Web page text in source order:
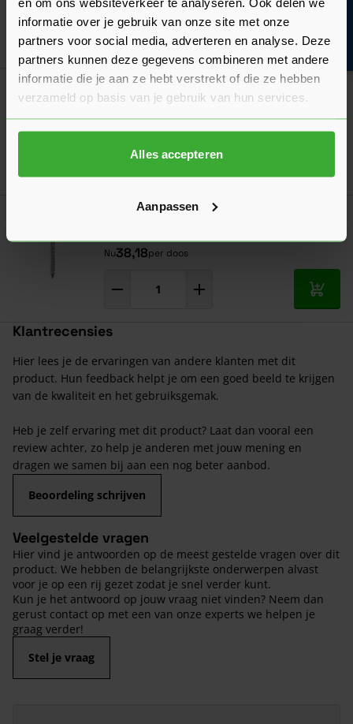
informatie over je gebruik van onze site met onze
partners voor social media, adverteren en analyse. Deze
partners kunnen deze gegevens combineren met andere
informatie die je aan ze hebt verstrekt of die ze hebben
verzameld op basis van je gebruik van hun services.
Alles accepteren
Aanpassen
In
Woodies Ultimate 4x60 RVS - 200 stuks
(61840441)
32,54
Woodies Ultimate 5x50 RVS - 200 stuks
Nu38,18per doos
In
Klantrecensies
Hier lees je de ervaringen van andere klanten met dit
product. Hun feedback helpt je om een goed beeld te krijgen
van de kwaliteit en het gebruiksgemak.
Heb je zelf ervaring met dit product? Laat dan vooral een
review achter, zo help je anderen met jouw mening en
dragen we samen bij aan een nog beter aanbod.
Beoordeling schrijven
Veelgestelde vragen
Hier vind je antwoorden op de meest gestelde vragen over dit
product. We hebben de belangrijkste onderwerpen alvast
voor je op een rij gezet zodat je snel verder kunt.
Kun je het antwoord op jouw vraag niet vinden? Neem dan
gerust contact op met een van onze experts we helpen je
graag verder!
Stel je vraag